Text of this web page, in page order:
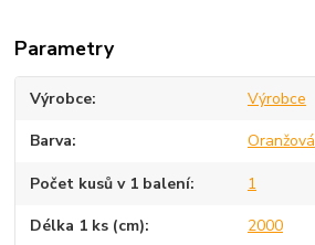
Parametry
Výrobce Výrobce
Barva Oranžová
Počet kusů v 1 balení 1
Délka 1 ks (cm) 2000